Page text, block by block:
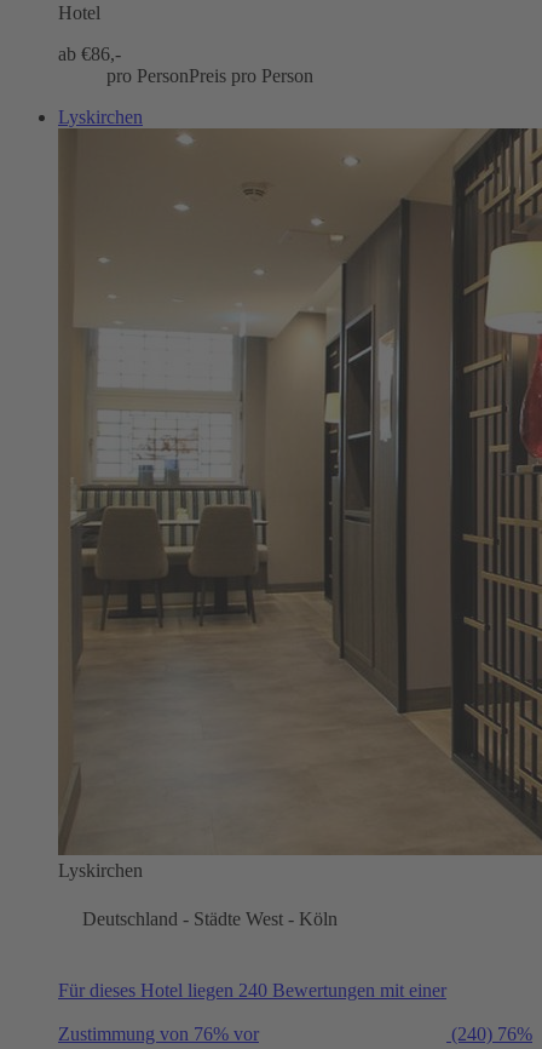
Hotel
ab €86,-
pro PersonPreis pro Person
Lyskirchen
Lyskirchen
Deutschland - Städte West - Köln
Für dieses Hotel liegen 240 Bewertungen mit einer
Zustimmung von 76% vor (240) 76%